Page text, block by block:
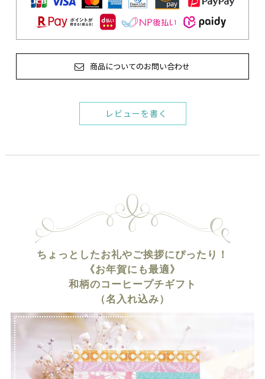
商品についてのお問い合わせ
レビューを書く
ちょっとしたお礼やご挨拶にぴったり！
《お年賀にも最適》
和柄のコーヒープチギフト
（名入れ込み）